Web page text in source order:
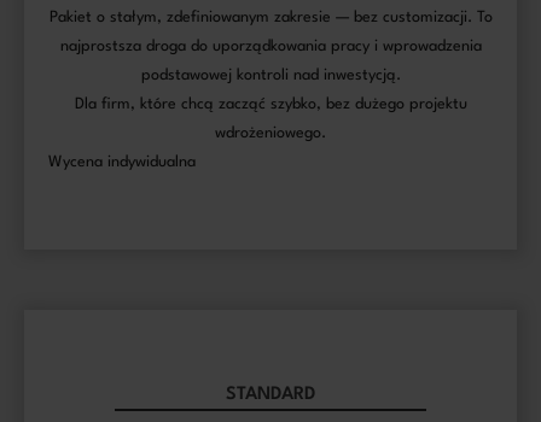
Pakiet o stałym, zdefiniowanym zakresie — bez customizacji. To
najprostsza droga do uporządkowania pracy i wprowadzenia
podstawowej kontroli nad inwestycją.
Dla firm, które chcą zacząć szybko, bez dużego projektu
wdrożeniowego.
Wycena indywidualna
STANDARD